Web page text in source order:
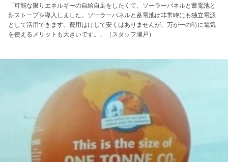
「可能な限りエネルギーの自給自足をしたくて、ソーラーパネルと蓄電池と
薪ストーブを導入しました。ソーラーパネルと蓄電池は非常時にも独立電源
として活用できます。費用はけして安くはありませんが、万が一の時に電気
を使えるメリットも大きいです。」（スタッフ瀬戸）